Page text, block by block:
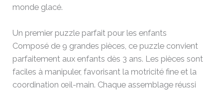
monde glacé.
Un premier puzzle parfait pour les enfants
Composé de 9 grandes pièces, ce puzzle convient
parfaitement aux enfants dès 3 ans. Les pièces sont
faciles à manipuler, favorisant la motricité fine et la
coordination œil-main. Chaque assemblage réussi